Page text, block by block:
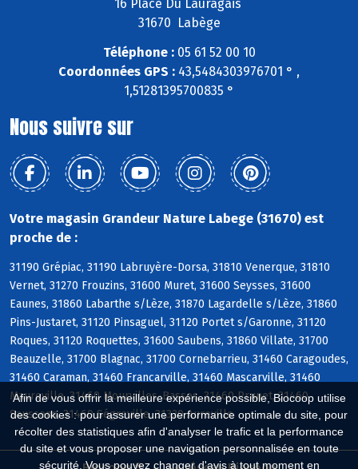
Afin de vous offrir la meilleure expérience possible, Biocoop utilise
des cookies : pour assurer une performance optimale du site, pour
récolter des statistiques afin d'analyser le trafic et la performance
du site et vous proposer une navigation personnalisée en toute
sécurité. Vous pouvez changer d'avis à tout moment en
16 Place Du Lauragais
31670 Labège
Téléphone :05 61 52 00 10
Coordonnées GPS : 43,5484303976701 ° ,
1,51281395700835 °
Nous suivre sur
Votre magasin Grandeur Nature Labege (31670) est
proche de :
31190 Grépiac, 31190 Labruyère-Dorsa, 31810 Venerque, 31810
Vernet, 31270 Frouzins, 31600 Muret, 31600 Seysses, 31600
Eaunes, 31860 Labarthe s/Lèze, 31870 Lagardelle s/Lèze, 31860
Pins-Justaret, 31120 Pinsaguel, 31120 Portet s/Garonne, 31120
Roques, 31120 Roquettes, 31600 Saubens, 31860 Villate, 31700
Beauzelle, 31700 Blagnac, 31700 Cornebarrieu, 31460 Caragoudes,
31460 Caraman, 31460 Francarville, 31460 Mascarville, 31460
Maureville, 31460 Mourvilles-Basses, 31460 Prunet, 31460
Saussens, 31460 Ségreville, 31320 Aureville